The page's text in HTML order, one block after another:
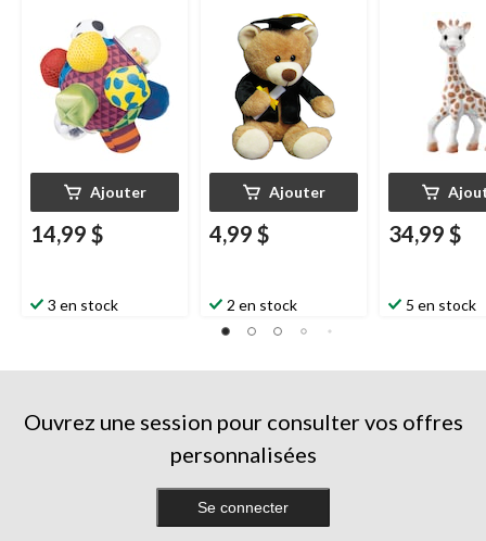
Ajouter
14,99 $
3 en stock
diplôme, brun et noir
Ajouter
4,99 $
2 en stock
34,99 $
5 en stock
Ouvrez une session pour consulter vos offres
personnalisées
Se connecter